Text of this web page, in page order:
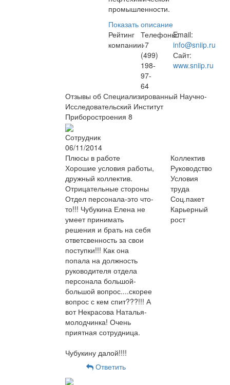
промышленности.
Показать описание
Рейтинг
компании:
Телефоны:
+7
(499)
198-
97-
64
Email:
info@sniip.ru
Сайт:
www.sniip.ru
Отзывы об Специализированный Научно-
Исследовательский Институт
Приборостроения 8
Сотрудник
06/11/2014
Плюсы в работе
Хорошие условия работы,
дружный коллектив.
Отрицательные стороны
Отдел персонала-это что-
то!!! Чубукина Елена не
умеет принимать
решения и брать на себя
ответсвенность за свои
поступки!!! Как она
попала на должность
руководителя отдела
персонала большой-
большой вопрос....скорее
вопрос с кем спит???!!! А
вот Некрасова Наталья-
молодчинка! Очень
приятная сотрудница.
Чубукину далой!!!!
Коллектив
Руководство
Условия
труда
Соц.пакет
Карьерный
рост
Ответить